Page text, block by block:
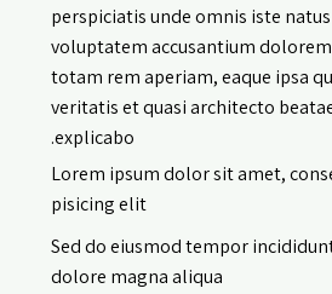
perspiciatis unde omnis iste
voluptatem accusantium
totam rem aperiam, eaque ipsa
veritatis et quasi architecto
explicabo.
Lorem ipsum dolor sit amet,
pisicing elit
Sed do eiusmod tempor
dolore magna aliqua